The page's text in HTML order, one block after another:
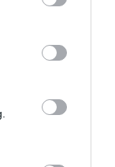
party tags to
below Google